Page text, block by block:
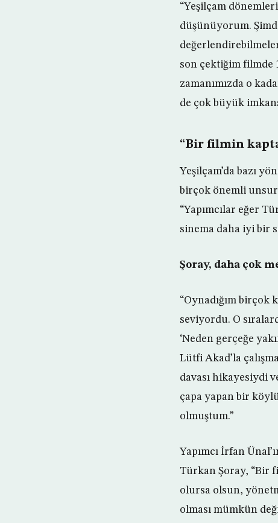
“Yeşilçam
düşünüyorum.
son çektiğim filmde
zamanımızda o
de çok büyük
“Bir filmin
Yeşilçam’da bazı
birçok önemli
“Yapımcılar eğer
sinema daha iyi bir
Şoray, daha çok
“Oynadığım
seviyordu. O
‘Neden gerçeğe
Lütfi Akad’la
davası hikayesiydi
çapa yapan bir
olmuştum.”
Yapımcı İrfan
Türkan Şoray, “Bir
olursa olsun,
olması mümkün